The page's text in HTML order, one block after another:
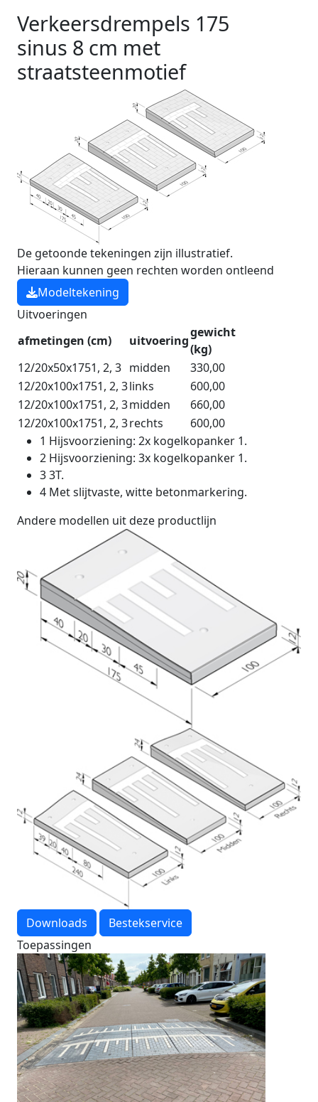
Verkeersdrempels 175
sinus 8 cm met
straatsteenmotief
De getoonde tekeningen zijn illustratief.
Hieraan kunnen geen rechten worden ontleend
Modeltekening
Uitvoeringen
afmetingen (cm)
uitvoering
gewicht
(kg)
12/20x50x1751, 2, 3 midden
330,00
12/20x100x1751, 2, 3links
600,00
12/20x100x1751, 2, 3midden
660,00
12/20x100x1751, 2, 3rechts
600,00
1 Hijsvoorziening: 2x kogelkopanker 1.
2 Hijsvoorziening: 3x kogelkopanker 1.
33T.
4 Met slijtvaste, witte betonmarkering.
Andere modellen uit deze productlijn
Downloads
Bestekservice
Toepassingen